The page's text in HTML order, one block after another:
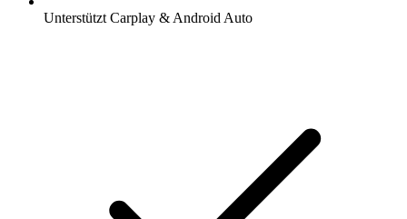
Unterstützt Carplay & Android Auto